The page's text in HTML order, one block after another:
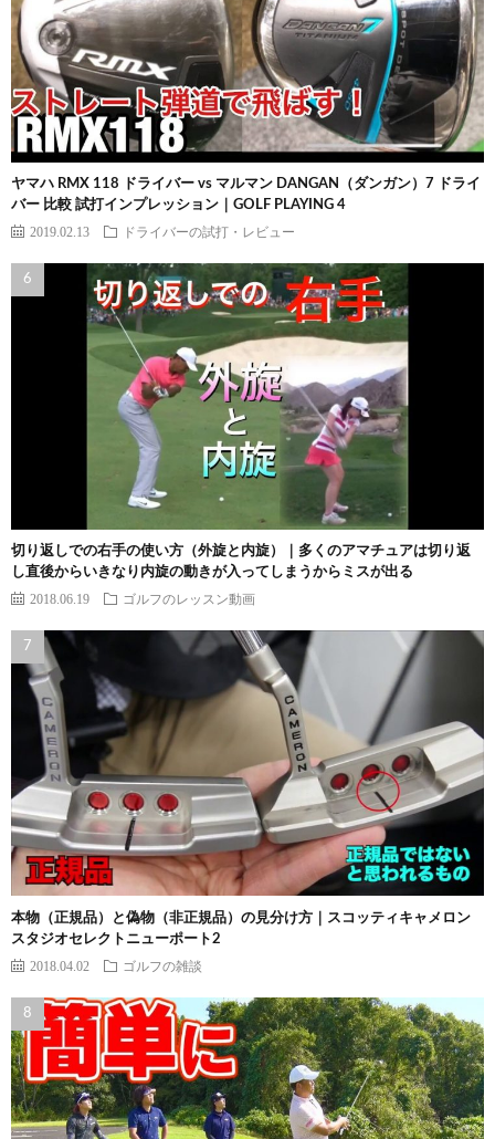
ヤマハ RMX 118 ドライバー vs マルマン DANGAN（ダンガン）7 ドライ
バー 比較 試打インプレッション｜GOLF PLAYING 4
2019.02.13 ドライバーの試打・レビュー
切り返しでの右手の使い方（外旋と内旋）｜多くのアマチュアは切り返
し直後からいきなり内旋の動きが入ってしまうからミスが出る
2018.06.19 ゴルフのレッスン動画
本物（正規品）と偽物（非正規品）の見分け方｜スコッティキャメロン
スタジオセレクトニューポート2
2018.04.02 ゴルフの雑談